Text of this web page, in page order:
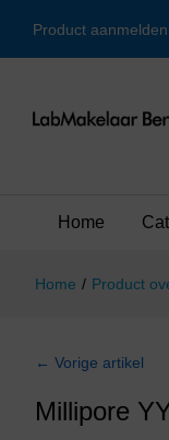
Product aanmelden
Home
Home / Product
← Vorige artikel
Millipore